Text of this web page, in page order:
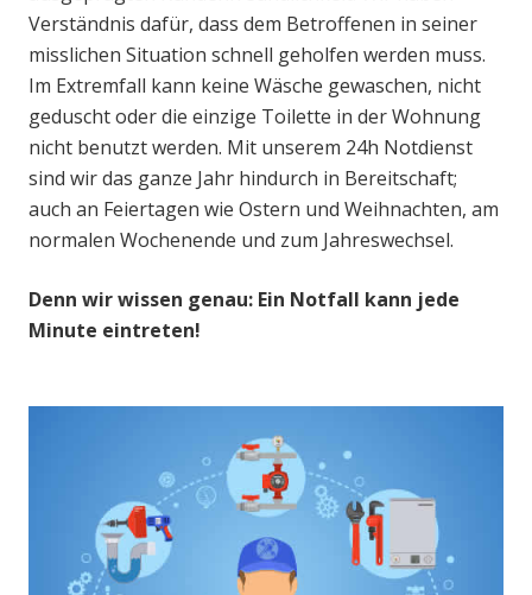
Verständnis dafür, dass dem Betroffenen in seiner
misslichen Situation schnell geholfen werden muss.
Im Extremfall kann keine Wäsche gewaschen, nicht
geduscht oder die einzige Toilette in der Wohnung
nicht benutzt werden. Mit unserem 24h Notdienst
sind wir das ganze Jahr hindurch in Bereitschaft;
auch an Feiertagen wie Ostern und Weihnachten, am
normalen Wochenende und zum Jahreswechsel.
Denn wir wissen genau: Ein Notfall kann jede
Minute eintreten!